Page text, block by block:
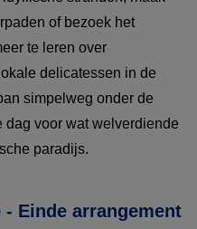
of bezoek het
te leren over
delicatessen in de
simpelweg onder de
dag voor wat welverdiende
paradijs.
- Einde arrangement